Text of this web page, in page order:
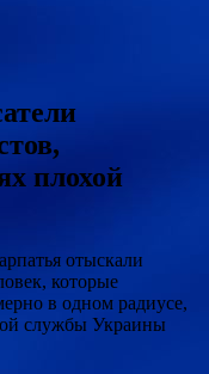
плохой
отыскали
которые
в одном радиусе,
службы Украины